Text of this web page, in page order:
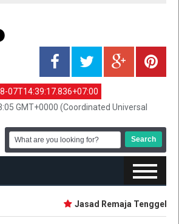
07T14:39:17.836+07:00
GMT+0000 (Coordinated Universal
Jasad Remaja Tenggelam